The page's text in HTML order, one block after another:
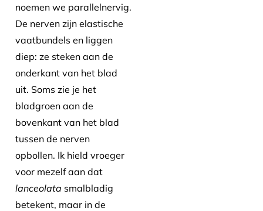
noemen we parallelnervig.
De nerven zijn elastische
vaatbundels en liggen
diep: ze steken aan de
onderkant van het blad
uit. Soms zie je het
bladgroen aan de
bovenkant van het blad
tussen de nerven
opbollen. Ik hield vroeger
voor mezelf aan dat
lanceolata smalbladig
betekent, maar in de